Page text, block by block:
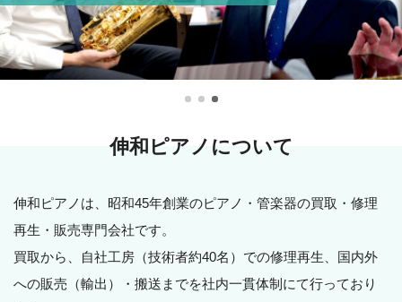
伸和ピアノについて
伸和ピアノは、昭和45年創業のピアノ・管楽器の買取・修理
再生・販売専門会社です。
買取から、自社工房（技術者約40名）での修理再生、 国内外
への販売（輸出）・搬送までを社内一貫体制にて行っており